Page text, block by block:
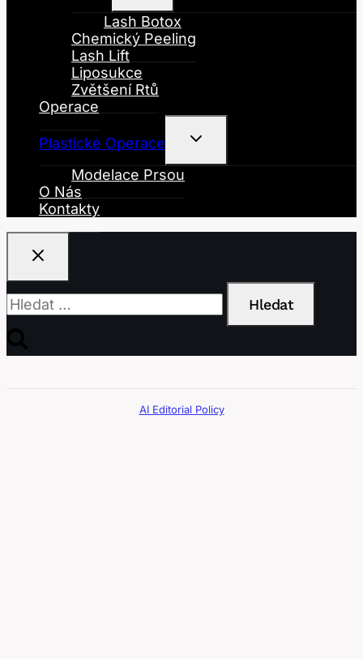
Menu
Lash Botox
Chemický Peeling
Lash Lift
Liposukce
Zvětšení Rtů
Operace
Plastické Operace
Toggle
Menu
Modelace Prsou
O Nás
Kontakty
Vyhledávání
AI Editorial Policy